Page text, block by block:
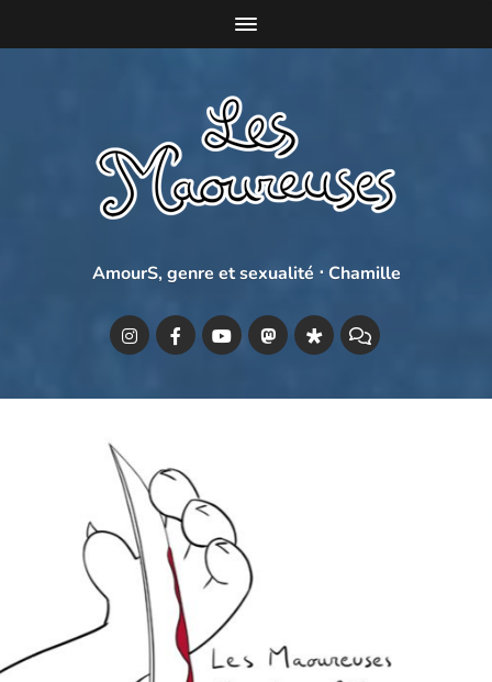
AmourS, genre et sexualité ⋅ Chamille